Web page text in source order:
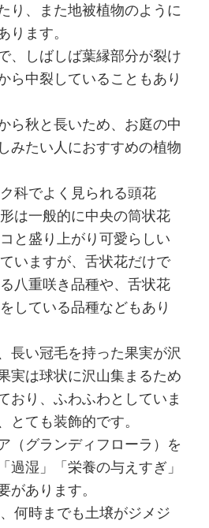
り、また地被植物のように
ります。
、しばしば葉縁部分が裂け
ら中裂していることもあり
ら秋と長いため、お庭の中
みたい人におすすめの植物
科でよく見られる頭花
は一般的に中央の筒状花
と盛り上がり可愛らしい
いますが、舌状花だけで
八重咲き品種や、舌状花
している品種などもあり
長い冠毛を持った果実が沢
実は球状に沢山集まるため
おり、ふわふわとしていま
とても装飾的です。
（グランディフローラ）を
過湿」「栄養の与えすぎ」
があります。
何時までも土壌がジメジ